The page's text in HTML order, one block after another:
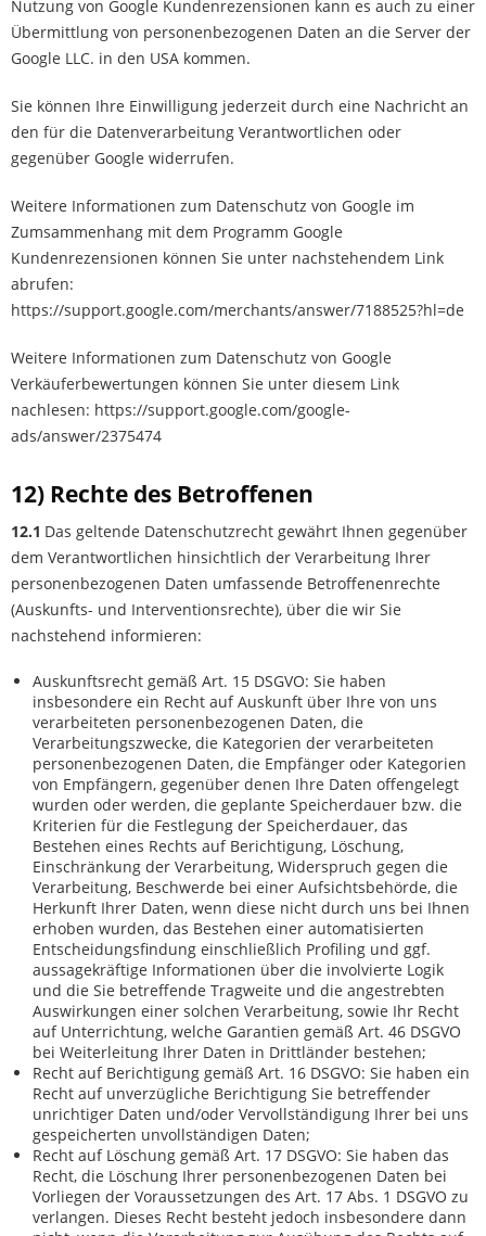
Nutzung von Google Kundenrezensionen kann es auch zu einer
Übermittlung von personenbezogenen Daten an die Server der
Google LLC. in den USA kommen.
Sie können Ihre Einwilligung jederzeit durch eine Nachricht an
den für die Datenverarbeitung Verantwortlichen oder
gegenüber Google widerrufen.
Weitere Informationen zum Datenschutz von Google im
Zumsammenhang mit dem Programm Google
Kundenrezensionen können Sie unter nachstehendem Link
abrufen:
https://support.google.com/merchants/answer/7188525?hl=de
Weitere Informationen zum Datenschutz von Google
Verkäuferbewertungen können Sie unter diesem Link
nachlesen: https://support.google.com/google-
ads/answer/2375474
12) Rechte des Betroffenen
12.1 Das geltende Datenschutzrecht gewährt Ihnen gegenüber
dem Verantwortlichen hinsichtlich der Verarbeitung Ihrer
personenbezogenen Daten umfassende Betroffenenrechte
(Auskunfts- und Interventionsrechte), über die wir Sie
nachstehend informieren:
Auskunftsrecht gemäß Art. 15 DSGVO: Sie haben
insbesondere ein Recht auf Auskunft über Ihre von uns
verarbeiteten personenbezogenen Daten, die
Verarbeitungszwecke, die Kategorien der verarbeiteten
personenbezogenen Daten, die Empfänger oder Kategorien
von Empfängern, gegenüber denen Ihre Daten offengelegt
wurden oder werden, die geplante Speicherdauer bzw. die
Kriterien für die Festlegung der Speicherdauer, das
Bestehen eines Rechts auf Berichtigung, Löschung,
Einschränkung der Verarbeitung, Widerspruch gegen die
Verarbeitung, Beschwerde bei einer Aufsichtsbehörde, die
Herkunft Ihrer Daten, wenn diese nicht durch uns bei Ihnen
erhoben wurden, das Bestehen einer automatisierten
Entscheidungsfindung einschließlich Profiling und ggf.
aussagekräftige Informationen über die involvierte Logik
und die Sie betreffende Tragweite und die angestrebten
Auswirkungen einer solchen Verarbeitung, sowie Ihr Recht
auf Unterrichtung, welche Garantien gemäß Art. 46 DSGVO
bei Weiterleitung Ihrer Daten in Drittländer bestehen;
Recht auf Berichtigung gemäß Art. 16 DSGVO: Sie haben ein
Recht auf unverzügliche Berichtigung Sie betreffender
unrichtiger Daten und/oder Vervollständigung Ihrer bei uns
gespeicherten unvollständigen Daten;
Recht auf Löschung gemäß Art. 17 DSGVO: Sie haben das
Recht, die Löschung Ihrer personenbezogenen Daten bei
Vorliegen der Voraussetzungen des Art. 17 Abs. 1 DSGVO zu
verlangen. Dieses Recht besteht jedoch insbesondere dann